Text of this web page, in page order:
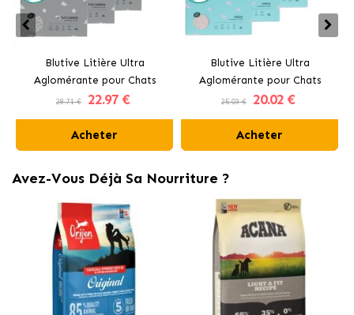
Blutive Litière Ultra
Aglomérante pour Chats
Charbon Actif
28.71 € 22.97 €
Acheter
Blutive Litière Ultra
Aglomérante pour Chats
Parfum Frais
25.03 € 20.02 €
Acheter
Avez-Vous Déjà Sa Nourriture ?